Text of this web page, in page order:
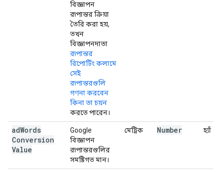
বিজ্ঞাপন
রূপান্তর ক্রিয়া
তৈরি করা হয়,
তখন
বিজ্ঞাপনদাতা
রূপান্তর
রিপোর্টিং কলামে
সেই
রূপান্তরগুলি
গণনা করবেন
কিনা তা চয়ন
করতে পারেন।
adWords
Conversion
Value
Google
বিজ্ঞাপন
রূপান্তরগুলির
সমষ্টিগত মান।
মেট্রিক Number হ্যাঁ